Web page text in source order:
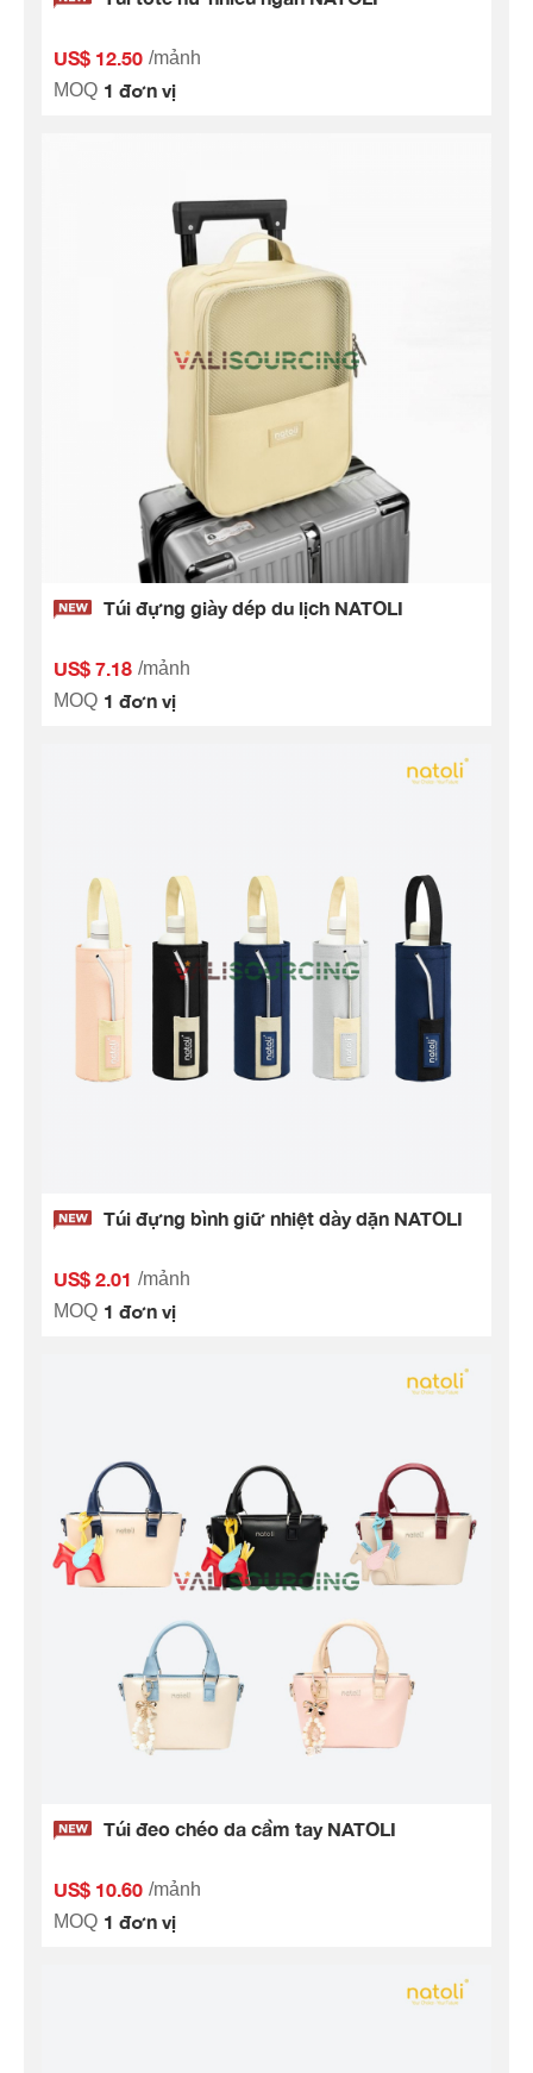
US$ 12.50 /mảnh
MOQ 1 đơn vị
Túi đựng giày dép du lịch NATOLI
US$ 7.18 /mảnh
MOQ 1 đơn vị
Túi đựng bình giữ nhiệt dày dặn NATOLI
US$ 2.01 /mảnh
MOQ 1 đơn vị
Túi đeo chéo da cầm tay NATOLI
US$ 10.60 /mảnh
MOQ 1 đơn vị